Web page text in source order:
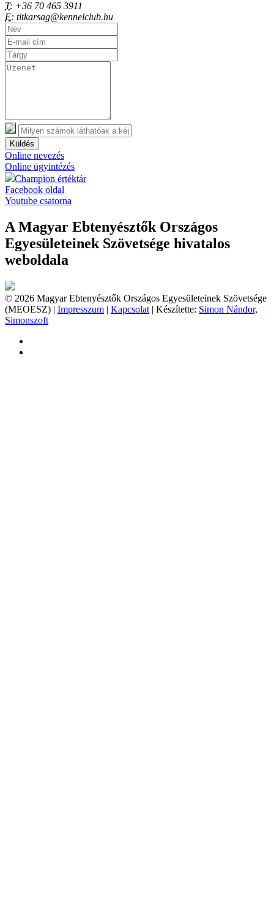
T: +36 70 465 3911
E: titkarsag@kennelclub.hu
Küldés
Online nevezés
Online ügyintézés
Champion értéktár
Facebook oldal
Youtube csatorna
A Magyar Ebtenyésztők Országos
Egyesületeinek Szövetsége hivatalos
weboldala
© 2026 Magyar Ebtenyésztők Országos Egyesületeinek Szövetsége
(MEOESZ) | Impresszum | Kapcsolat | Készítette: Simon Nándor,
Simonszoft